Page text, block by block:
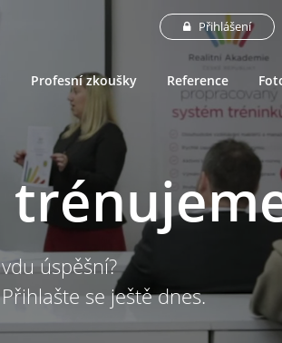
Přihlášení
Profesní zkoušky Reference
úspěšní?
se ještě dnes.